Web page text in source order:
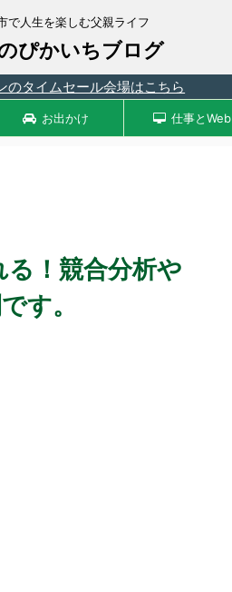
で人生を楽しむ父親ライフ
ぴかいちブログ
のタイムセール会場はこちら
お出かけ 仕事とWeb
！競合分析や
す。